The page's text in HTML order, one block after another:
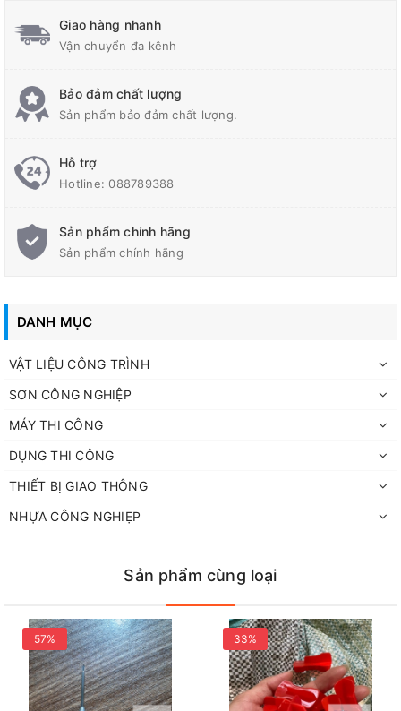
Giao hàng nhanh
Vận chuyển đa kênh
Bảo đảm chất lượng
Sản phẩm bảo đảm chất lượng.
Hỗ trợ
Hotline:088789388
Sản phẩm chính hãng
Sản phẩm chính hãng
DANH MỤC
VẬT LIỆU CÔNG TRÌNH
SƠN CÔNG NGHIỆP
MÁY THI CÔNG
DỤNG THI CÔNG
THIẾT BỊ GIAO THÔNG
NHỰA CÔNG NGHIẸP
Sản phẩm cùng loại
57% 33%